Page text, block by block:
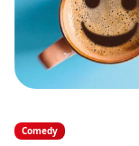
Comedy